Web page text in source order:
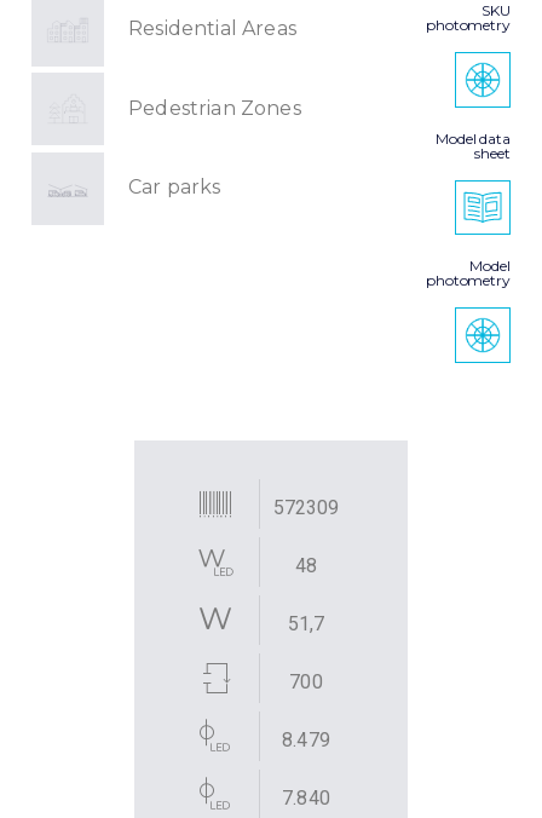
Residential Areas
Pedestrian Zones
Car parks
SKU
photometry
Model data
sheet
Model
photometry
572309
48
51,7
700
8.479
7.840